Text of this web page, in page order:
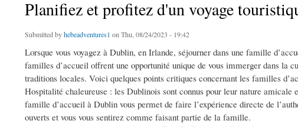
Planifiez et profitez d'un voyage
Submitted byhebeadventures1 on Thu, 08/24/2023 - 19:42
Lorsque vous voyagez à Dublin, en Irlande, séjourner dans une famille
familles d’accueil offrent une opportunité unique de vous immerger dans la
traditions locales. Voici quelques points critiques concernant les familles
Hospitalité chaleureuse : les Dublinois sont connus pour leur nature
famille d’accueil à Dublin vous permet de faire l’expérience directe de
ouverts et vous vous sentirez comme faisant partie de la famille.